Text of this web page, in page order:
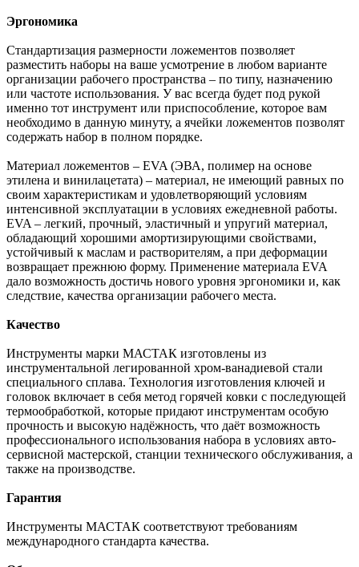
Эргономика
Стандартизация размерности ложементов позволяет
разместить наборы на ваше усмотрение в любом варианте
организации рабочего пространства – по типу, назначению
или частоте использования. У вас всегда будет под рукой
именно тот инструмент или приспособление, которое вам
необходимо в данную минуту, а ячейки ложементов позволят
содержать набор в полном порядке.
Материал ложементов – EVA (ЭВА, полимер на основе
этилена и винилацетата) – материал, не имеющий равных по
своим характеристикам и удовлетворяющий условиям
интенсивной эксплуатации в условиях ежедневной работы.
EVA – легкий, прочный, эластичный и упругий материал,
обладающий хорошими амортизирующими свойствами,
устойчивый к маслам и растворителям, а при деформации
возвращает прежнюю форму. Применение материала EVA
дало возможность достичь нового уровня эргономики и, как
следствие, качества организации рабочего места.
Качество
Инструменты марки МАСТАК изготовлены из
инструментальной легированной хром-ванадиевой стали
специального сплава. Технология изготовления ключей и
головок включает в себя метод горячей ковки с последующей
термообработкой, которые придают инструментам особую
прочность и высокую надёжность, что даёт возможность
профессионального использования набора в условиях авто-
сервисной мастерской, станции технического обслуживания, а
также на производстве.
Гарантия
Инструменты МАСТАК соответствуют требованиям
международного стандарта качества.